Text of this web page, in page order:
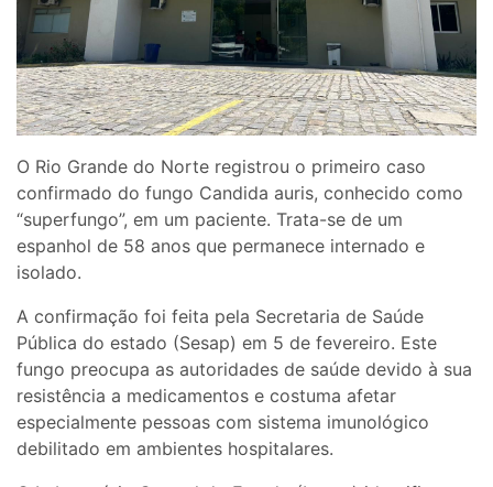
O Rio Grande do Norte registrou o primeiro caso
confirmado do fungo Candida auris, conhecido como
“superfungo”, em um paciente. Trata-se de um
espanhol de 58 anos que permanece internado e
isolado.
A confirmação foi feita pela Secretaria de Saúde
Pública do estado (Sesap) em 5 de fevereiro. Este
fungo preocupa as autoridades de saúde devido à sua
resistência a medicamentos e costuma afetar
especialmente pessoas com sistema imunológico
debilitado em ambientes hospitalares.